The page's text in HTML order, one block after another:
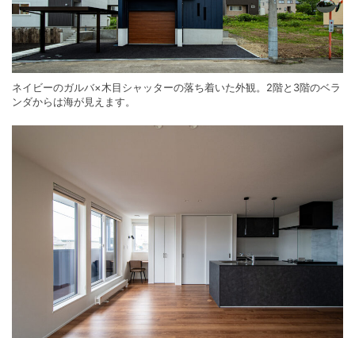
ネイビーのガルバ×木目シャッターの落ち着いた外観。2階と3階のベラ
ンダからは海が見えます。